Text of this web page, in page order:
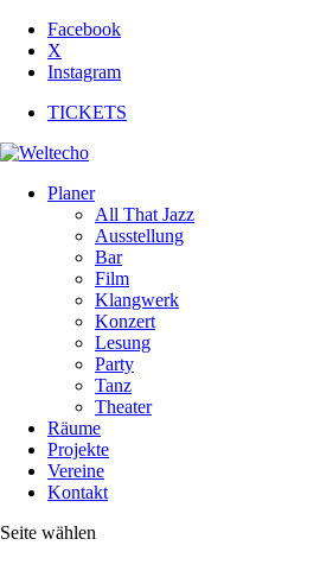
Facebook
X
Instagram
TICKETS
Planer
All That Jazz
Ausstellung
Bar
Film
Klangwerk
Konzert
Lesung
Party
Tanz
Theater
Räume
Projekte
Vereine
Kontakt
Seite wählen